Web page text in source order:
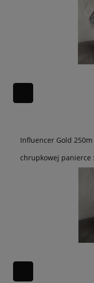
Influencer Gold
chrupkowej panierce